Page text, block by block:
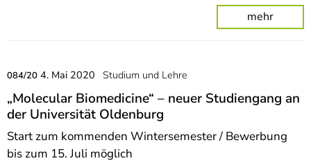
mehr
084/20 4. Mai 2020 Studium und Lehre
„Molecular Biomedicine“ – neuer Studiengang an
der Universität Oldenburg
Start zum kommenden Wintersemester / Bewerbung
bis zum 15. Juli möglich